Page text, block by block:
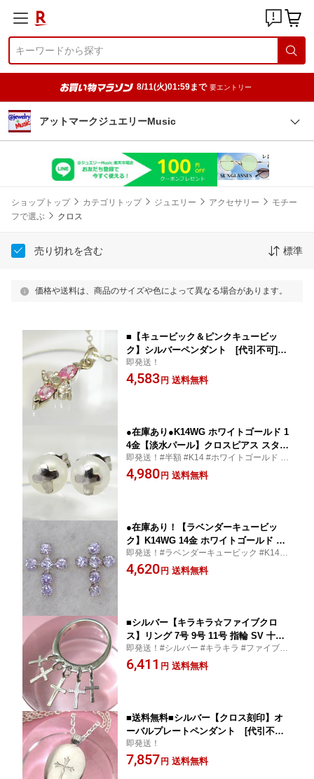
8/11(火)01:59まで 要エントリー
アットマークジュエリーMusic
ショップトップ カテゴリトップ ジュエリー アクセサリー
モチー
フで選ぶ
クロス
売り切れを含む 標準
価格や送料は、商品のサイズや色によって異なる場合があります。
■【キュービック＆ピンクキュービッ
ク】シルバーペンダント [代引不可]
【楽ギフ_包装選択】
即発送！
4,583 円 送料無料
●在庫あり●K14WG ホワイトゴールド 1
4金【淡水パール】クロスピアス スタッ
ド式 両耳 刻印入り かわいい おしゃれ
シンプルデザイン 誕生石 6月【楽ギフ_
即発送！#半額 #K14 #ホワイトゴールド #1
4金 #淡水パール #クロスピアス #スタッド
式 #両耳 #刻印入り #かわいい #おしゃれ #
4,980 円 送料無料
●在庫あり！【ラベンダーキュービッ
ク】K14WG 14金 ホワイトゴールド ク
ロス・ピアス スタッド式 刻印入り CZ
十字架 おしゃれ【楽ギフ_包装選択】
即発送！#ラベンダーキュービック #K14 #
WG #14金 #ホワイトゴールド #クロス #ピ
アス #スタッド式 #刻印入り #CZ #十字架 #
4,620 円 送料無料
■シルバー【キラキラ☆ファイブクロ
ス】リング 7号 9号 11号 指輪 SV 十字
架 おしゃれ デザインリング ユニセック
ス BR652【楽ギフ_包装選択】
即発送！#シルバー #キラキラ #ファイブク
ロス #リング #7号 #9号 #11号 #指輪 #SV #
十字架 #おしゃれ #デザインリング #ユニセ
6,411 円 送料無料
■送料無料■シルバー【クロス刻印】オ
ーバルプレートペンダント [代引不可]
【楽ギフ_包装選択】
即発送！
7,857 円 送料無料